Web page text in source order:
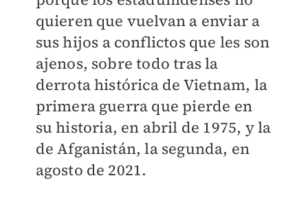
quieren que vuelvan a enviar a
sus hijos a conflictos que les son
ajenos, sobre todo tras la
derrota histórica de Vietnam, la
primera guerra que pierde en
su historia, en abril de 1975, y la
de Afganistán, la segunda, en
agosto de 2021.